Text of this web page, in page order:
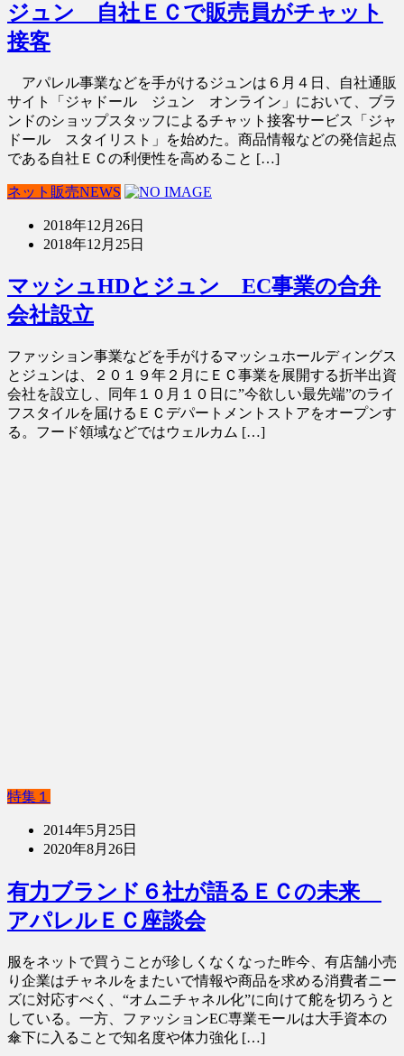
ジュン 自社ＥＣで販売員がチャット
接客
アパレル事業などを手がけるジュンは６月４日、自社通販
サイト「ジャドール ジュン オンライン」において、ブラ
ンドのショップスタッフによるチャット接客サービス「ジャ
ドール スタイリスト」を始めた。商品情報などの発信起点
である自社ＥＣの利便性を高めること […]
ネット販売NEWS
2018年12月26日
2018年12月25日
マッシュHDとジュン EC事業の合弁
会社設立
ファッション事業などを手がけるマッシュホールディングス
とジュンは、２０１９年２月にＥＣ事業を展開する折半出資
会社を設立し、同年１０月１０日に”今欲しい最先端”のライ
フスタイルを届けるＥＣデパートメントストアをオープンす
る。フード領域などではウェルカム […]
特集１
2014年5月25日
2020年8月26日
有力ブランド６社が語るＥＣの未来
アパレルＥＣ座談会
服をネットで買うことが珍しくなくなった昨今、有店舗小売
り企業はチャネルをまたいで情報や商品を求める消費者ニー
ズに対応すべく、“オムニチャネル化”に向けて舵を切ろうと
している。一方、ファッションEC専業モールは大手資本の
傘下に入ることで知名度や体力強化 […]